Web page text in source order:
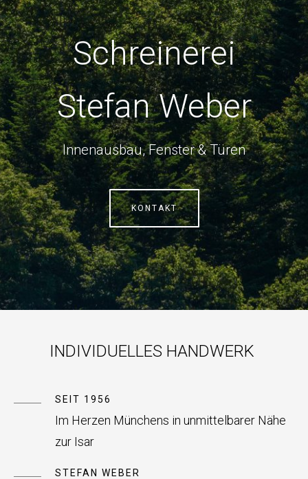
Schreinerei
Stefan Weber
Innenausbau, Fenster & Türen
KONTAKT
INDIVIDUELLES HANDWERK
SEIT 1956
Im Herzen Münchens in unmittelbarer Nähe
zur Isar
STEFAN WEBER